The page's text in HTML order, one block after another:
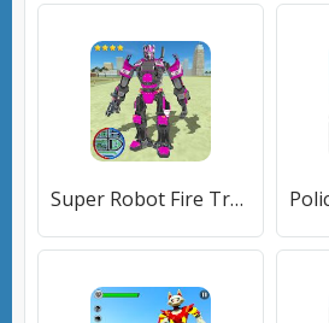
Super Robot Fire Truck Transform: Robot Games